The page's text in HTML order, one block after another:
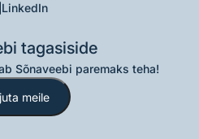
LinkedIn
tagasiside
Sõnaveebi paremaks teha!
meile